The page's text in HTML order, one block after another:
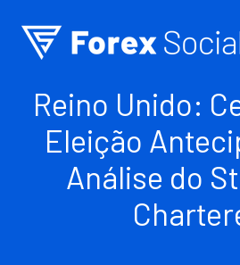
Reino Unido:
Eleição
Análise do